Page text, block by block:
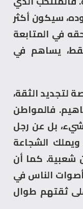
سيكون أكثر
في المتابعة
يساهم في
لتجديد الثقة،
فالمواطن
بل عن رجل
الشجاعة
كما أن
الناس في
ثقتهم طوال